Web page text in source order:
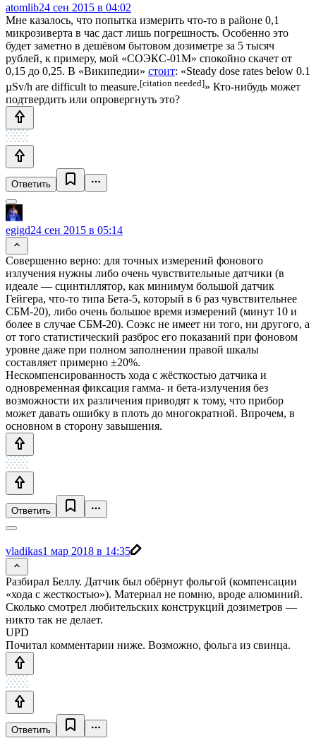
atomlib24 сен 2015 в 04:02
Мне казалось, что попытка измерить что-то в районе 0,1
микрозиверта в час даст лишь погрешность. Особенно это
будет заметно в дешёвом бытовом дозиметре за 5 тысяч
рублей, к примеру, мой «СОЭКС-01М» спокойно скачет от
0,15 до 0,25. В «Википедии» стоит: «Steady dose rates below 0.1
µSv/h are difficult to measure.[citation needed]» Кто-нибудь может
подтвердить или опровергнуть это?
Ответить
egigd24 сен 2015 в 05:14
Совершенно верно: для точных измерений фонового
излучения нужны либо очень чувствительные датчики (в
идеале — сцинтиллятор, как минимум большой датчик
Гейгера, что-то типа Бета-5, который в 6 раз чувствительнее
СБМ-20), либо очень большое время измерений (минут 10 и
более в случае СБМ-20). Соэкс не имеет ни того, ни другого, а
от того статистический разброс его показаний при фоновом
уровне даже при полном заполнении правой шкалы
составляет примерно ±20%.
Нескомпенсированность хода с жёсткостью датчика и
одновременная фиксация гамма- и бета-излучения без
возможности их различения приводят к тому, что прибор
может давать ошибку в плоть до многократной. Впрочем, в
основном в сторону завышения.
Ответить
vladikas1 мар 2018 в 14:35
Разбирал Беллу. Датчик был обёрнут фольгой (компенсации
«хода с жесткостью»). Материал не помню, вроде алюминий.
Сколько смотрел любительских конструкций дозиметров —
никто так не делает.
UPD
Почитал комментарии ниже. Возможно, фольга из свинца.
Ответить